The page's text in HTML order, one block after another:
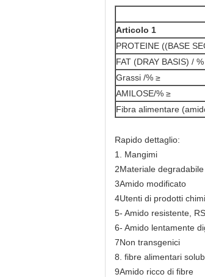
Articolo 1
PROTEINE ((BASE
FAT (DRAY BASIS) /
Grassi /% ≥
AMILOSE/% ≥
Fibra alimentare
Rapido dettaglio:
1. Mangimi
2Materiale degradabile
3Amido modificato
4Utenti di prodotti
5- Amido resistente,
6- Amido lentamente
7Non transgenici
8. fibre alimentari
9Amido ricco di fibre